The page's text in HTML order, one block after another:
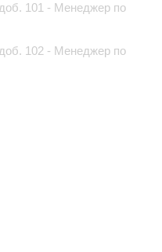
доб. 101 - Менеджер по
102 - Менеджер по